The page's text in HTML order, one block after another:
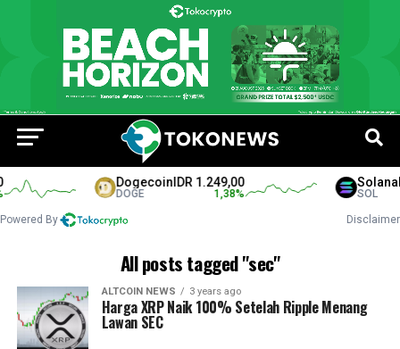
DogecoinIDR 1.249,00
DOGE 1,38%
Solana
SOL
Powered By Disclaimer
All posts tagged "sec"
ALTCOIN NEWS 3 years ago
Harga XRP Naik 100% Setelah Ripple Menang
Lawan SEC